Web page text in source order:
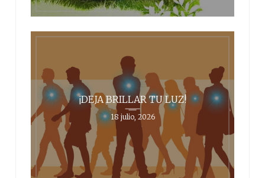
¡DEJA BRILLAR TU LUZ!
18 julio, 2026